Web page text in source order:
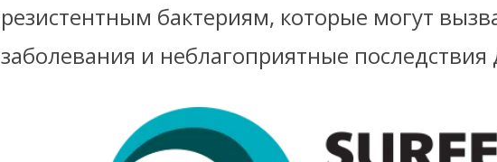
резистентным бактериям, которые могут
заболевания и неблагоприятные последствия